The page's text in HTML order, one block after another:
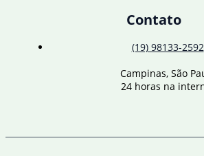
Contato
(19) 98133-2592
Campinas, São
24 horas na